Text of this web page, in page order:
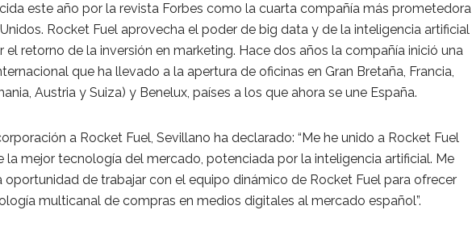
este año por la revista Forbes como la cuarta compañía más prometedora
Rocket Fuel aprovecha el poder de big data y de la inteligencia artificial
el retorno de la inversión en marketing. Hace dos años la compañía inició una
que ha llevado a la apertura de oficinas en Gran Bretaña, Francia,
Austria y Suiza) y Benelux, países a los que ahora se une España.
a Rocket Fuel, Sevillano ha declarado: “Me he unido a Rocket Fuel
la mejor tecnología del mercado, potenciada por la inteligencia artificial. Me
oportunidad de trabajar con el equipo dinámico de Rocket Fuel para ofrecer
multicanal de compras en medios digitales al mercado español”.